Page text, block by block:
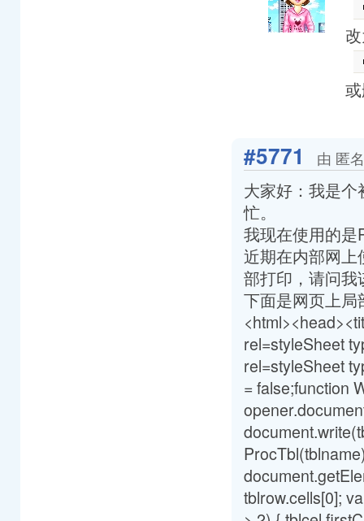
#5771 由 匿
大家好：我是
忙。
我现在使用的是
近期在内部网
部打印，请问
下面是网页上
rel=styleSheet
rel=styleSheet
= false;function
tblrow.cells[0];